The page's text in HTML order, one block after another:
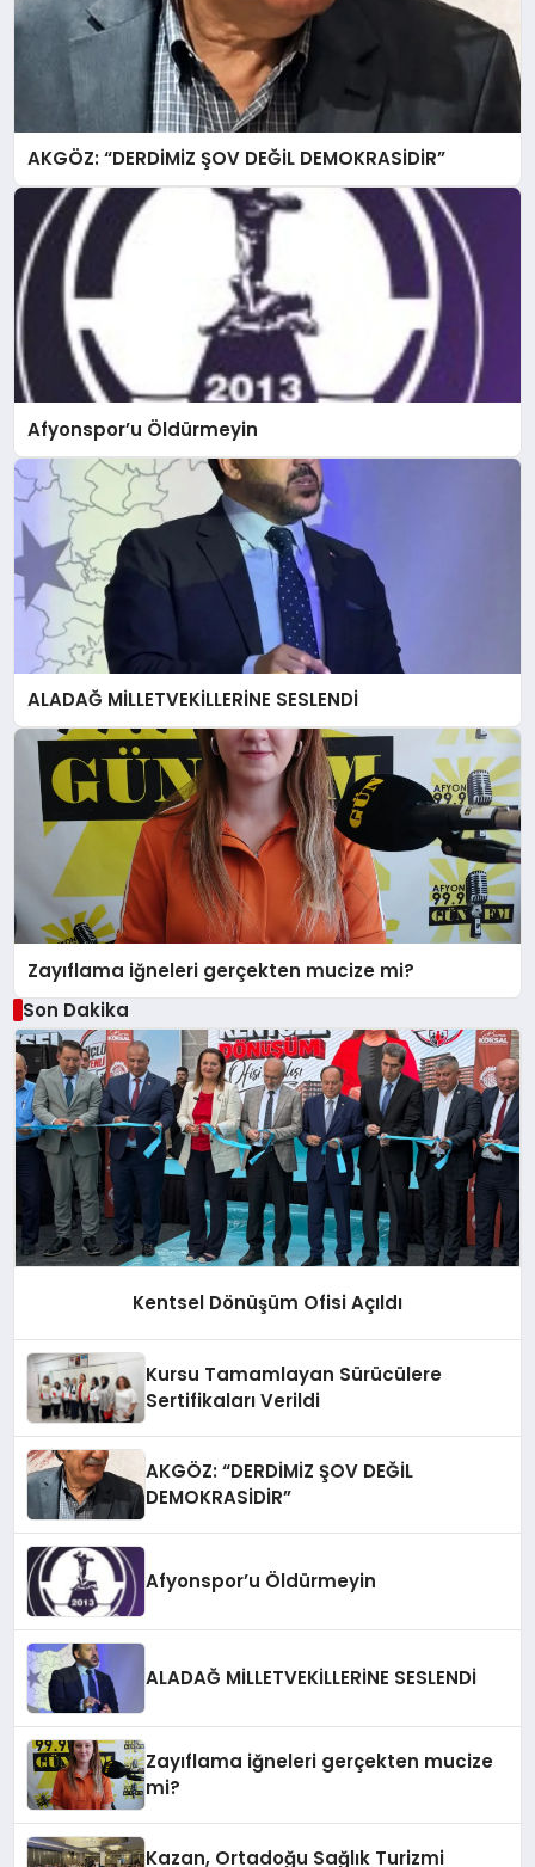
AKGÖZ: “DERDİMİZ ŞOV DEĞİL DEMOKRASİDİR”
Afyonspor’u Öldürmeyin
ALADAĞ MİLLETVEKİLLERİNE SESLENDİ
Zayıflama iğneleri gerçekten mucize mi?
Son Dakika
Kentsel Dönüşüm Ofisi Açıldı
Kursu Tamamlayan Sürücülere
Sertifikaları Verildi
AKGÖZ: “DERDİMİZ ŞOV DEĞİL
DEMOKRASİDİR”
Afyonspor’u Öldürmeyin
ALADAĞ MİLLETVEKİLLERİNE SESLENDİ
Zayıflama iğneleri gerçekten mucize
mi?
Kazan, Ortadoğu Sağlık Turizmi